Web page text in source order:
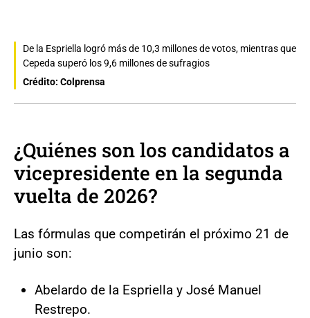
De la Espriella logró más de 10,3 millones de votos, mientras que
Cepeda superó los 9,6 millones de sufragios
Crédito: Colprensa
¿Quiénes son los candidatos a
vicepresidente en la segunda
vuelta de 2026?
Las fórmulas que competirán el próximo 21 de
junio son:
Abelardo de la Espriella y José Manuel
Restrepo.